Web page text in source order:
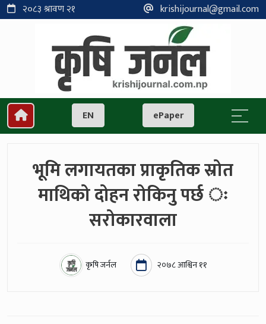
२०८३ श्रावण २१ krishijournal@gmail.com
EN ePaper
भूमि लगायतका प्राकृतिक स्रोत
माथिको दोहन रोकिनु पर्छ ः
सरोकारवाला
कृषि जर्नल २०७८ आश्विन ११